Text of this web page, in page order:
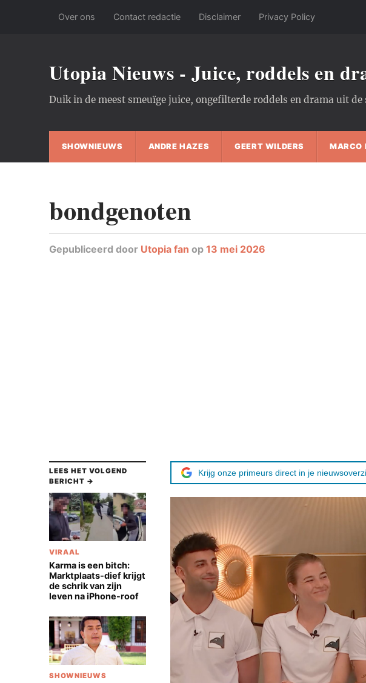
Over ons Contact redactie Disclaimer Privacy Policy
Utopia Nieuws - Juice, roddels en
Duik in de meest smeuïge juice, ongefilterde roddels en drama uit
SHOWNIEUWS ANDRE HAZES GEERT WILDERS MARCO
bondgenoten
Gepubliceerd door Utopia fan op 13 mei 2026
LEES HET VOLGEND
BERICHT →
VIRAAL
Karma is een bitch:
Marktplaats-dief krijgt
de schrik van zijn
leven na iPhone-roof
SHOWNIEUWS
Krijg onze primeurs direct in je